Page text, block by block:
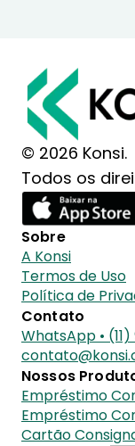
© 2026 Konsi.
Todos os
Sobre
A Konsi
Termos de Uso
Política de
Contato
WhatsApp •
Nossos
Empréstimo
Empréstimo
Cartão